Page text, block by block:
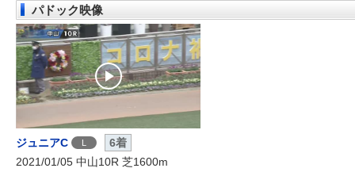
パドック映像
ジュニアC L
6着
2021/01/05 中山10R 芝1600m